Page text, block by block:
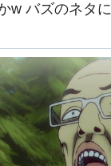
w バズのネタ